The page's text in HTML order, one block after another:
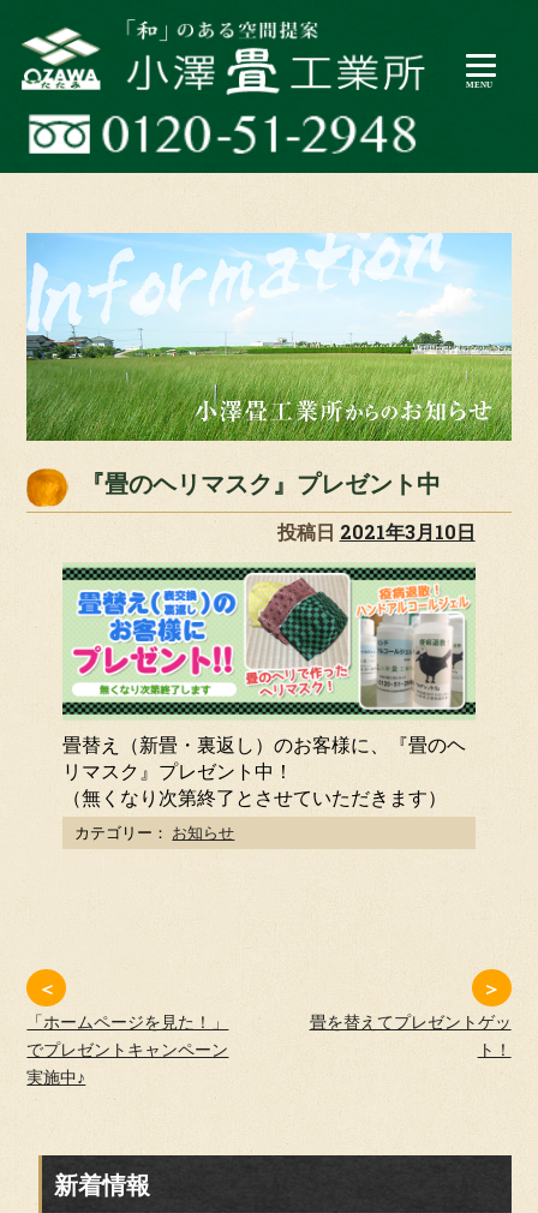
『畳のヘリマスク』プレゼント中
投稿日 2021年3月10日
畳替え（新畳・裏返し）のお客様に、『畳のヘ
リマスク』プレゼント中！
（無くなり次第終了とさせていただきます）
カテゴリー： お知らせ
＜
「ホームページを見た！」
でプレゼントキャンペーン
実施中♪
＞
畳を替えてプレゼントゲッ
ト！
新着情報